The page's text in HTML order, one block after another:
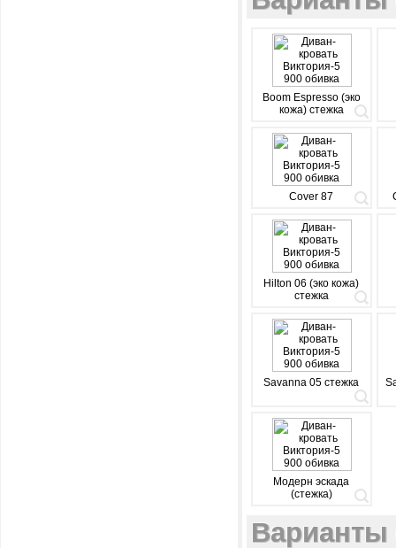
Boom Espresso (эко
кожа) стежка
Cover 87
Hilton 06 (эко кожа)
стежка
Savanna 05 стежка
Модерн эскада
(стежка)
Варианты